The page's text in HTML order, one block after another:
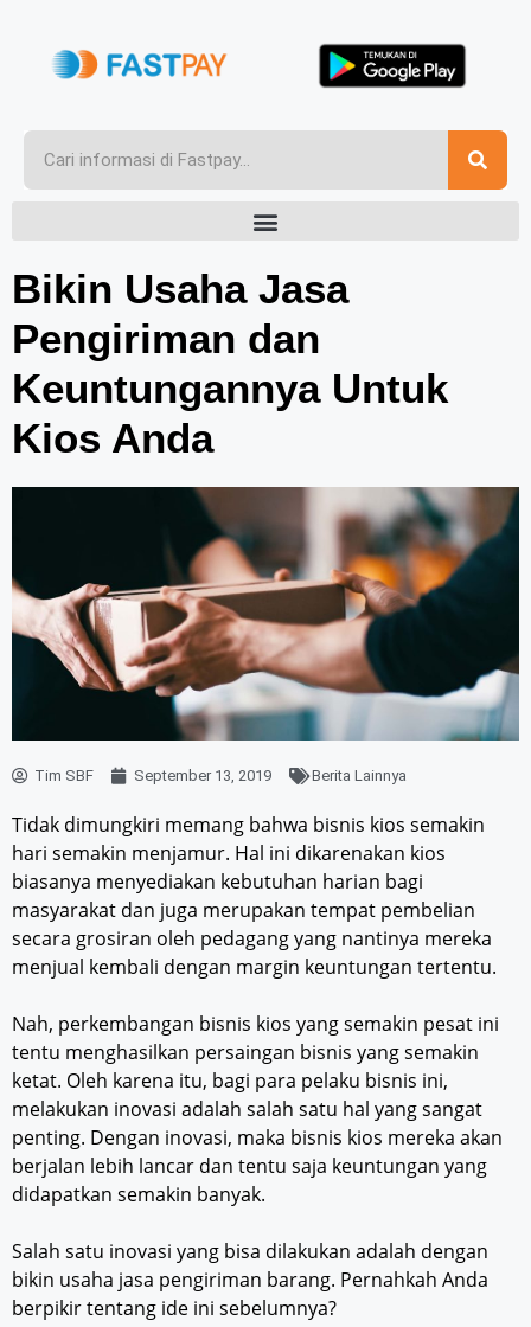
Bikin Usaha Jasa
Pengiriman dan
Keuntungannya Untuk
Kios Anda
Tim SBF September 13, 2019 Berita Lainnya
Tidak dimungkiri memang bahwa bisnis kios semakin
hari semakin menjamur. Hal ini dikarenakan kios
biasanya menyediakan kebutuhan harian bagi
masyarakat dan juga merupakan tempat pembelian
secara grosiran oleh pedagang yang nantinya mereka
menjual kembali dengan margin keuntungan tertentu.
Nah, perkembangan bisnis kios yang semakin pesat ini
tentu menghasilkan persaingan bisnis yang semakin
ketat. Oleh karena itu, bagi para pelaku bisnis ini,
melakukan inovasi adalah salah satu hal yang sangat
penting. Dengan inovasi, maka bisnis kios mereka akan
berjalan lebih lancar dan tentu saja keuntungan yang
didapatkan semakin banyak.
Salah satu inovasi yang bisa dilakukan adalah dengan
bikin usaha jasa pengiriman barang. Pernahkah Anda
berpikir tentang ide ini sebelumnya?